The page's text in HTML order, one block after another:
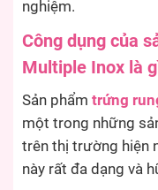
nghiệm.
Công dụng của
Multiple Inox là
Sản phẩm trứng
một trong những
trên thị trường hiện
này rất đa dạng và